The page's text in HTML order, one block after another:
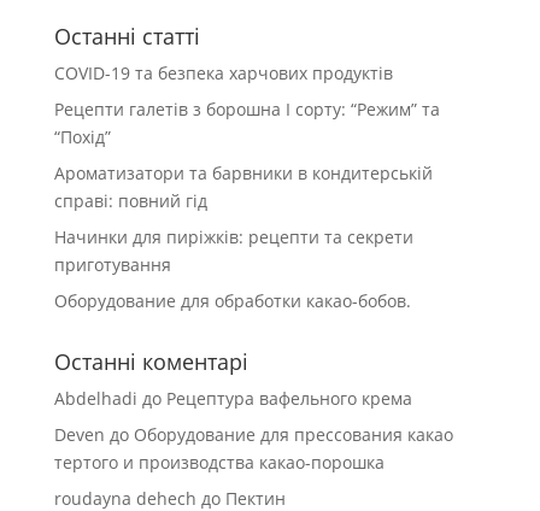
Останні статті
COVID-19 та безпека харчових продуктів
Рецепти галетів з борошна І сорту: “Режим” та
“Похід”
Ароматизатори та барвники в кондитерській
справі: повний гід
Начинки для пиріжків: рецепти та секрети
приготування
Оборудование для обработки какао-бобов.
Останні коментарі
Abdelhadi до Рецептура вафельного крема
Deven до Оборудование для прессования какао
тертого и производства какао-порошка
roudayna dehech до Пектин